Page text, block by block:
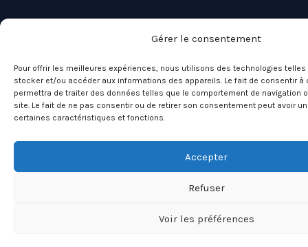
Gérer le consentement
Pour offrir les meilleures expériences, nous utilisons des technologies
stocker et/ou accéder aux informations des appareils. Le fait de consentir à
permettra de traiter des données telles que le comportement de navigation
site. Le fait de ne pas consentir ou de retirer son consentement peut avoir
certaines caractéristiques et fonctions.
Accepter
Refuser
Voir les préférences